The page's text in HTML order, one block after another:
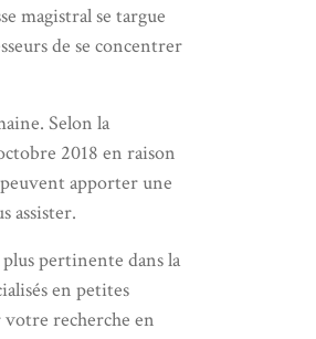
magistral se targue
de se concentrer
Selon la
2018 en raison
apporter une
assister.
pertinente dans la
en petites
recherche en